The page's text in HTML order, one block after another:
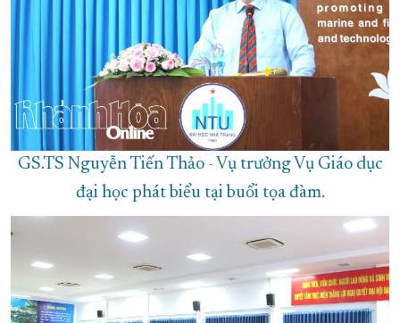
GS.TS Nguyễn Tiến Thảo - Vụ trưởng Vụ Giáo dục
đại học phát biểu tại buổi tọa đàm.